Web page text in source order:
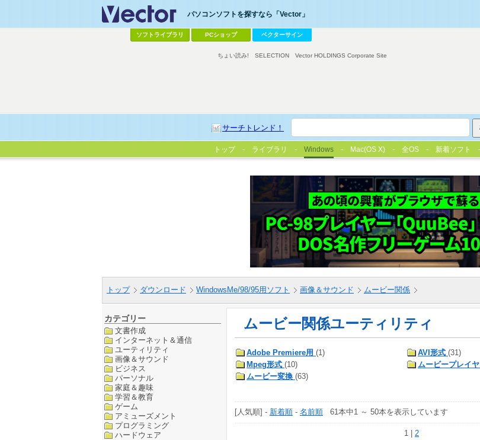
パソコンソフトを探すなら「Vector」
ソフトライブラリ PCショップ ベクターサイン
サーチトレンド！
ちょい読み! SELECTION Vector HOLDINGS Corporate Site
トップ ライブラリ Windows Mac(OS X) 全OS 新着ソフト
トップ ダウンロード WindowsMe/98/95用ソフト 画像＆サウンド ムービー関係
カテゴリー
文書作成
インターネット＆通信
ユーティリティ
画像＆サウンド
ビジネス
パーソナル
家庭＆趣味
学習＆教育
ゲーム
アミューズメント
プログラミング
ハードウェア
ムービー関係ユーティリティ
Adobe Premiere用 (1) AVI形式 (31)
Mpeg形式 (10) ムービープレイヤ
ムービー変換 (63)
[人気順] - 新着順 - 名前順 61本中1 ～ 50本を表示しています
1 | 2